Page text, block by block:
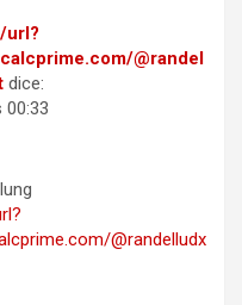
url?
@randel
dice:
00:33
@randelludx